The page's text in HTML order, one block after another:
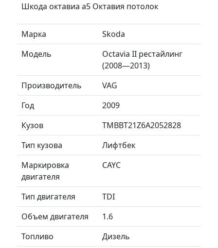
Шкода октавиа а5 Октавия потолок
Марка
Skoda
Модель
Octavia II рестайлинг
(2008—2013)
Производитель
VAG
Год
2009
Кузов
TMBBT21Z6A2052828
Тип кузова
Лифтбек
Маркировка
двигателя
CAYC
Тип двигателя
TDI
Объем двигателя
1.6
Топливо
Дизель